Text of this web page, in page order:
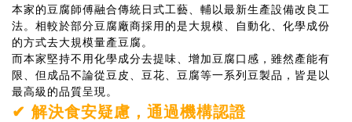
本家的豆腐師傅融合傳統日式工藝、輔以最新生產設備改良工
法。相較於部分豆腐廠商採用的是大規模、自動化、化學成份
的方式去大規模量產豆腐。
而本家堅持不用化學成分去提味、增加豆腐口感，雖然產能有
限、但成品不論從豆皮、豆花、豆腐等一系列豆製品，皆是以
最高級的品質呈現。
✔ 解決食安疑慮，通過機構認證